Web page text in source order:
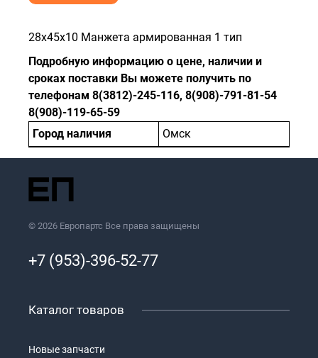
28x45x10 Манжета армированная 1 тип
Подробную информацию о цене, наличии и
сроках поставки Вы можете получить по
телефонам 8(3812)-245-116, 8(908)-791-81-54
8(908)-119-65-59
Город наличия
Омск
© 2026 Европартс Все права защищены
+7 (953)-396-52-77
Каталог товаров
Новые запчасти